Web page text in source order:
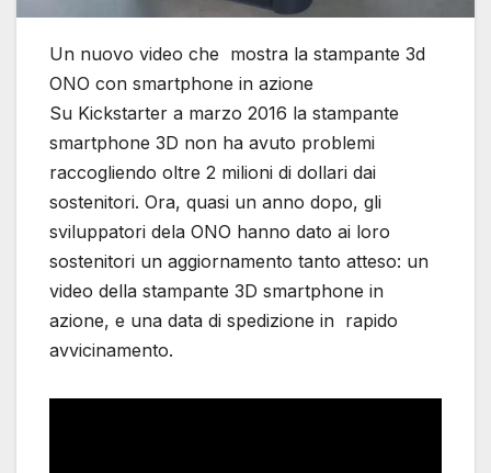
Un nuovo video che mostra la stampante 3d
ONO con smartphone in azione
Su Kickstarter a marzo 2016 la stampante
smartphone 3D non ha avuto problemi
raccogliendo oltre 2 milioni di dollari dai
sostenitori. Ora, quasi un anno dopo, gli
sviluppatori dela ONO hanno dato ai loro
sostenitori un aggiornamento tanto atteso: un
video della stampante 3D smartphone in
azione, e una data di spedizione in rapido
avvicinamento.